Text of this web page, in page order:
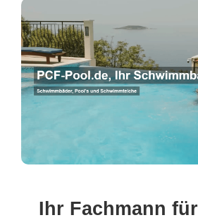
Poolüberdachung
Ihr Fachmann für